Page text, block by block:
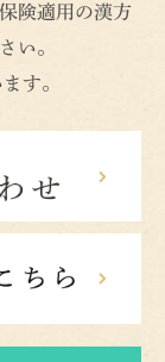
険適用の漢方
い。
す。